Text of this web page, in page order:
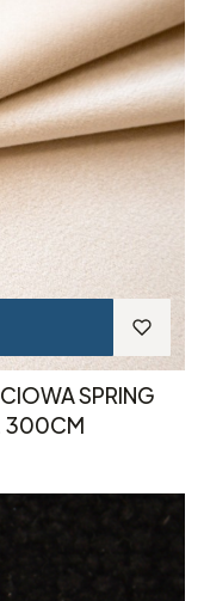
SPRING
300CM